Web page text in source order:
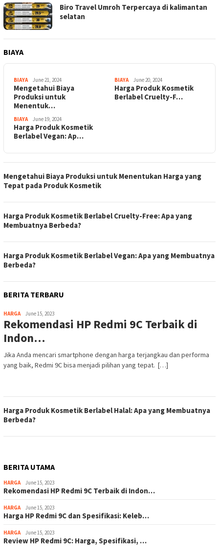
Biro Travel Umroh Terpercaya di kalimantan
selatan
BIAYA
BIAYA June 21, 2024
Mengetahui Biaya
Produksi untuk
Menentuk…
BIAYA June 20, 2024
Harga Produk Kosmetik
Berlabel Cruelty-F…
BIAYA June 19, 2024
Harga Produk Kosmetik
Berlabel Vegan: Ap…
Mengetahui Biaya Produksi untuk Menentukan Harga yang
Tepat pada Produk Kosmetik
Harga Produk Kosmetik Berlabel Cruelty-Free: Apa yang
Membuatnya Berbeda?
Harga Produk Kosmetik Berlabel Vegan: Apa yang Membuatnya
Berbeda?
BERITA TERBARU
HARGA June 15, 2023
Rekomendasi HP Redmi 9C Terbaik di
Indon…
Jika Anda mencari smartphone dengan harga terjangkau dan performa
yang baik, Redmi 9C bisa menjadi pilihan yang tepat. […]
Harga Produk Kosmetik Berlabel Halal: Apa yang Membuatnya
Berbeda?
BERITA UTAMA
HARGA June 15, 2023
Rekomendasi HP Redmi 9C Terbaik di Indon…
HARGA June 15, 2023
Harga HP Redmi 9C dan Spesifikasi: Keleb…
HARGA June 15, 2023
Review HP Redmi 9C: Harga, Spesifikasi, …